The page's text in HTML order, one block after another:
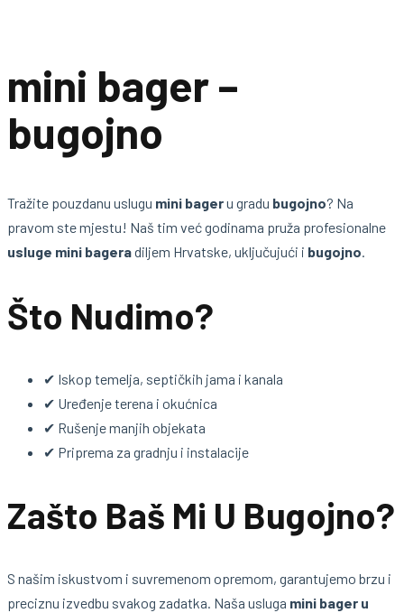
mini bager –
bugojno
Tražite pouzdanu uslugu mini bageru gradu bugojno? Na
pravom ste mjestu! Naš tim već godinama pruža profesionalne
usluge mini bageradiljem Hrvatske, uključujući i bugojno.
Što Nudimo?
✔ Iskop temelja, septičkih jama i kanala
✔ Uređenje terena i okućnica
✔ Rušenje manjih objekata
✔ Priprema za gradnju i instalacije
Zašto Baš Mi U Bugojno?
S našim iskustvom i suvremenom opremom, garantujemo brzu i
preciznu izvedbu svakog zadatka. Naša usluga mini bager u